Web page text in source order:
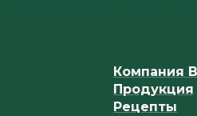
Компания
Продукция
Рецепты